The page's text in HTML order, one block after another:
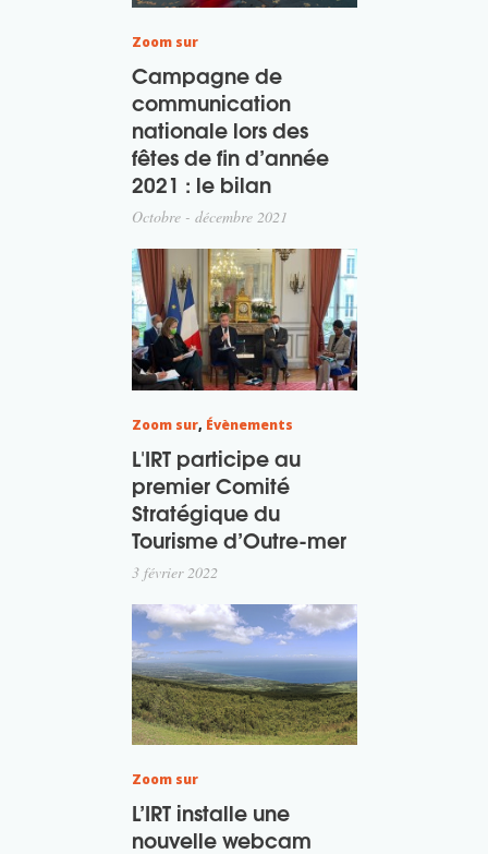
Zoom sur
Campagne de
communication
nationale lors des
fêtes de fin d’année
2021 : le bilan
Octobre - décembre 2021
Zoom sur, Évènements
L'IRT participe au
premier Comité
Stratégique du
Tourisme d’Outre-mer
3 février 2022
Zoom sur
L’IRT installe une
nouvelle webcam